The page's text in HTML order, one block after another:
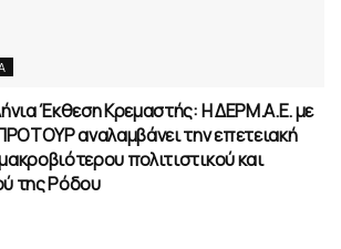
Έκθεση Κρεμαστής: Η ΔΕΡΜ.Α.Ε. με
αναλαμβάνει την επετειακή
πολιτιστικού και
της Ρόδου